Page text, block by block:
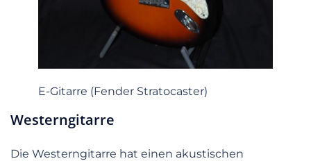
E-Gitarre (Fender Stratocaster)
Westerngitarre
Die Westerngitarre hat einen akustischen